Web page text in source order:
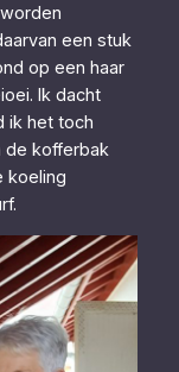
een stuk
op een haar
Ik dacht
ik het toch
de kofferbak
koeling